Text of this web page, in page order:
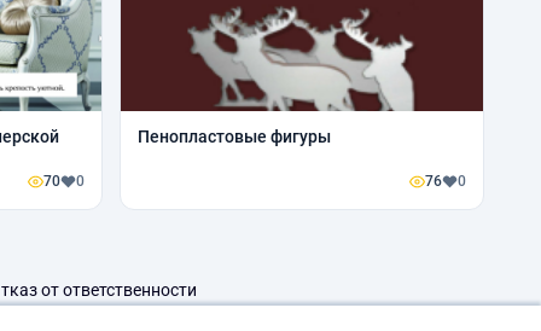
70 0
Пенопластовые фигуры
76 0
от ответственности